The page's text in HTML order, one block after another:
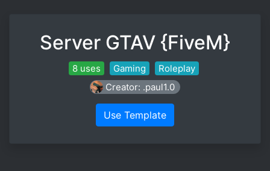
Server GTAV {FiveM}
8 uses Gaming
Roleplay
Creator: .paul1.0
Use Template